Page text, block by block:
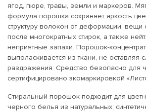
ягод, пюре, травы, земли и маркеров.
формула порошка сохраняет яркость
структуру волокон от деформации, вещи
после многократных стирок, а также
неприятные запахи. Порошок-
выполаскивается из ткани, не оставляя
раздражения. Средство безопасно для
сертифицировано экомаркировкой
Стиральный порошок подходит для
черного белья из натуральных,